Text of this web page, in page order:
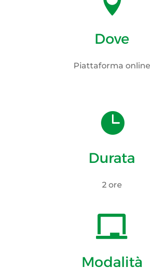
Dove
Piattaforma online

Durata
2 ore

Modalità